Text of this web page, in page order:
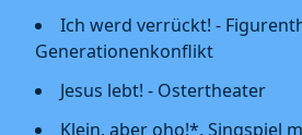
Ich werd verrückt! -
Generationenkonflikt
Jesus lebt! - Ostertheater
Klein, aber oho!*, Singspiel